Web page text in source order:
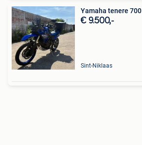
Yamaha tenere 700
€ 9.500,-
Sint-Niklaas